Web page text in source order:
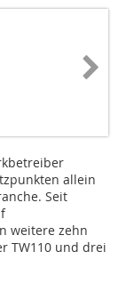
allein
Seit
weitere zehn
TW110 und drei